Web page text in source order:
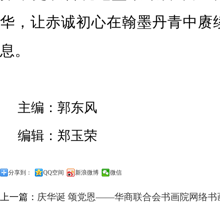
华，让赤诚初心在翰墨丹青中赓
息。
主编：郭东风
编辑：郑玉荣
分享到： QQ空间 新浪微博 微信
上一篇： 庆华诞 颂党恩——华商联合会书画院网络书